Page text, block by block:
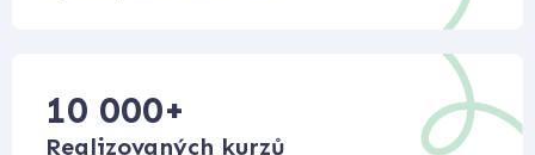
10 000+
Realizovaných kurzů